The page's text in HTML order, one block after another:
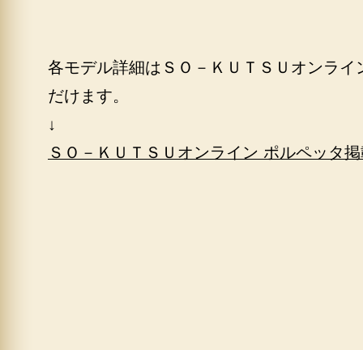
各モデル詳細はＳＯ－ＫＵＴＳＵオンライ
だけます。
↓
ＳＯ－ＫＵＴＳＵオンライン ポルペッタ